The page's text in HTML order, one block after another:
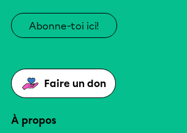
Abonne-toi ici!
Faire un don
À propos